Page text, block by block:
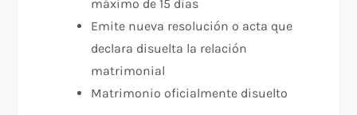
máximo de 15 días
Emite nueva resolución o acta que
declara disuelta la relación
matrimonial
Matrimonio oficialmente disuelto